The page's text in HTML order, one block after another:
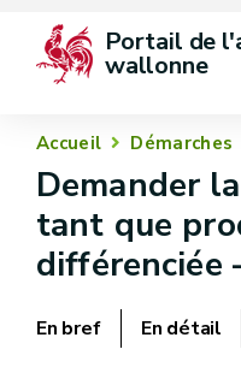
Portail de
wallonne
Accueil Démarches
Demander
tant que
différenciée
En bref En détail